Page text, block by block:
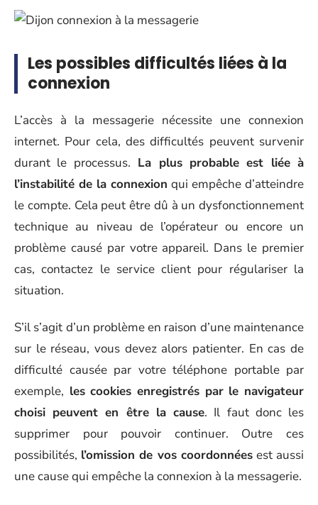
Les possibles difficultés liées à la
connexion
L’accès à la messagerie nécessite une connexion
internet. Pour cela, des difficultés peuvent survenir
durant le processus. La plus probable est liée à
l’instabilité de la connexion qui empêche d’atteindre
le compte. Cela peut être dû à un dysfonctionnement
technique au niveau de l’opérateur ou encore un
problème causé par votre appareil. Dans le premier
cas, contactez le service client pour régulariser la
situation.
S’il s’agit d’un problème en raison d’une maintenance
sur le réseau, vous devez alors patienter. En cas de
difficulté causée par votre téléphone portable par
exemple, les cookies enregistrés par le navigateur
choisi peuvent en être la cause. Il faut donc les
supprimer pour pouvoir continuer. Outre ces
possibilités, l’omission de vos coordonnéesest aussi
une cause qui empêche la connexion à la messagerie.